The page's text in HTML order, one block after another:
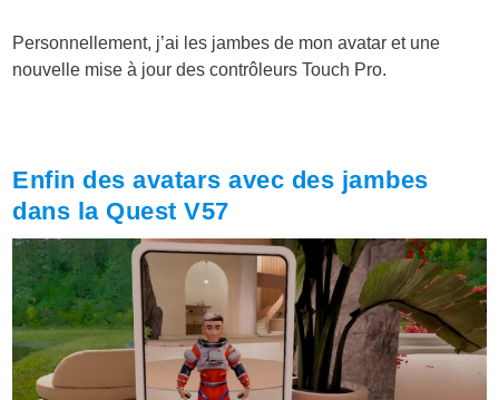
Personnellement, j’ai les jambes de mon avatar et une
nouvelle mise à jour des contrôleurs Touch Pro.
Enfin des avatars avec des jambes
dans la Quest V57